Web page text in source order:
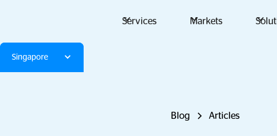
Services Markets
Singapore
Blog Articles